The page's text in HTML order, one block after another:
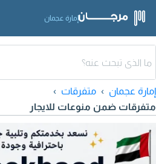
إمارة عجمان
إمارة عجمان
متفرقات
متفرقات ضمن منوعات للايجار